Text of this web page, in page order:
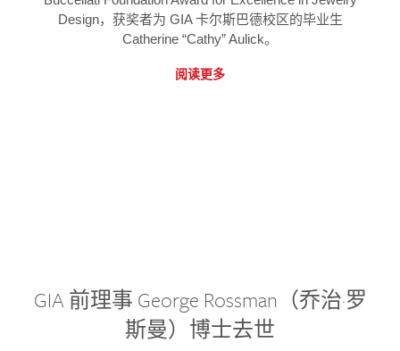
Design，获奖者为 GIA 卡尔斯巴德校区的毕业生
Catherine “Cathy” Aulick。
阅读更多
GIA 前理事 George Rossman（乔治·罗
斯曼）博士去世